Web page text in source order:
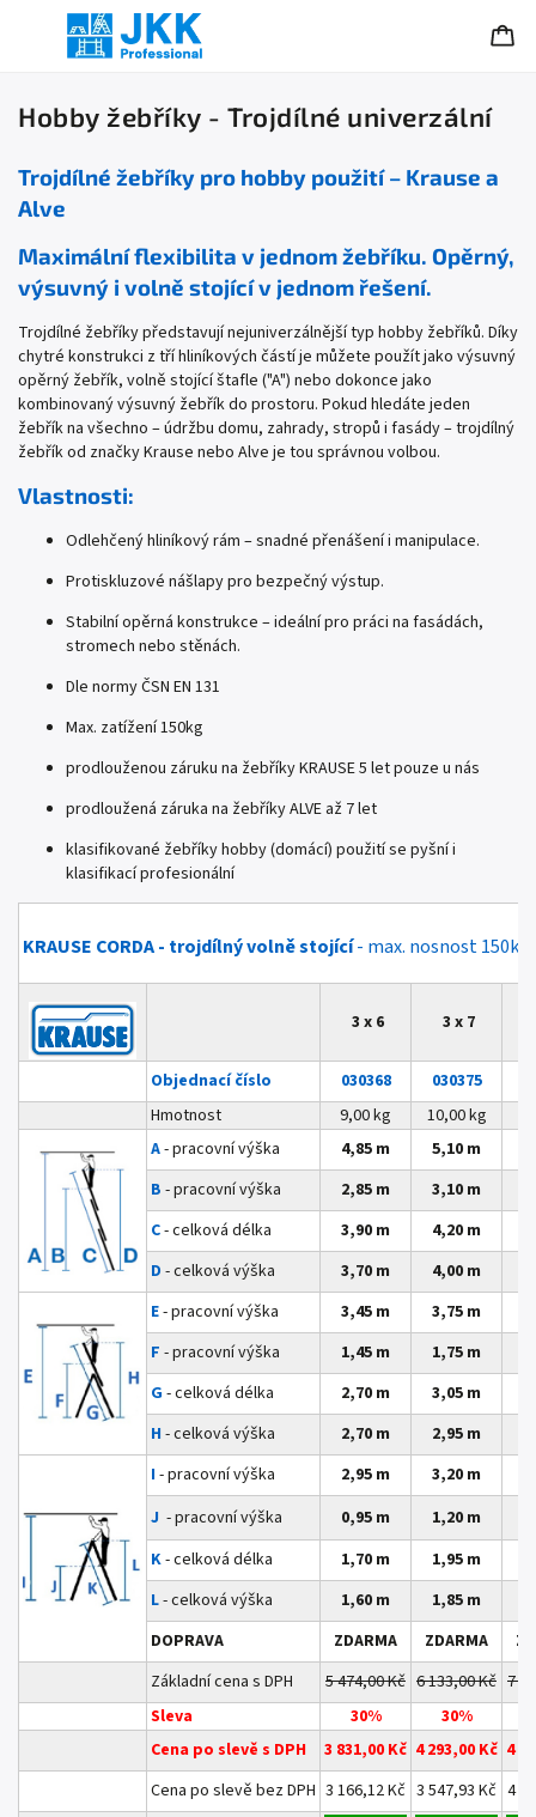
Hobby žebříky - Trojdílné univerzální
Trojdílné žebříky pro hobby použití – Krause a
Alve
Maximální flexibilita v jednom žebříku. Opěrný,
výsuvný i volně stojící v jednom řešení.
Trojdílné žebříky představují nejuniverzálnější typ hobby žebříků. Díky
chytré konstrukci z tří hliníkových částí je můžete použít jako výsuvný
opěrný žebřík, volně stojící štafle ("A") nebo dokonce jako
kombinovaný výsuvný žebřík do prostoru. Pokud hledáte jeden
žebřík na všechno – údržbu domu, zahrady, stropů i fasády – trojdílný
žebřík od značky Krause nebo Alve je tou správnou volbou.
Vlastnosti:
Odlehčený hliníkový rám – snadné přenášení i manipulace.
Protiskluzové nášlapy pro bezpečný výstup.
Stabilní opěrná konstrukce – ideální pro práci na fasádách,
stromech nebo stěnách.
Dle normy ČSN EN 131
Max. zatížení 150kg
prodlouženou záruku na žebříky KRAUSE 5 let pouze u nás
prodloužená záruka na žebříky ALVE až 7 let
klasifikované žebříky hobby (domácí) použití se pyšní i
klasifikacíprofesionální
KRAUSE CORDA - trojdílný volně stojící- max. nosnost
3 x 6 3 x 7
Objednací číslo 030368 030375
Hmotnost
9,00 kg 10,00 kg
A- pracovní výška 4,85 m 5,10 m
B - pracovní výška 2,85 m 3,10 m
C- celková délka 3,90 m 4,20 m
D - celková výška 3,70 m 4,00 m
E- pracovní výška 3,45 m 3,75 m
F - pracovní výška 1,45 m 1,75 m
G- celková délka 2,70 m 3,05 m
H - celková výška 2,70 m 2,95 m
I- pracovní výška 2,95 m 3,20 m
J - pracovní výška 0,95 m 1,20 m
K- celková délka 1,70 m 1,95 m
L- celková výška 1,60 m 1,85 m
DOPRAVA
ZDARMA ZDARMA
Základní cena s DPH
5 474,00 Kč 6 133,00 Kč 7
Sleva
30% 30%
Cena po slevě s DPH
3 831,00 Kč 4 293,00 Kč 4
Cena po slevě bez DPH 3 166,12 Kč 3 547,93 Kč 4